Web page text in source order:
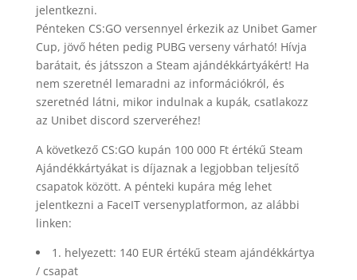
jelentkezni.
Pénteken CS:GO versennyel érkezik az Unibet Gamer
Cup, jövő héten pedig PUBG verseny várható! Hívja
barátait, és játsszon a Steam ajándékkártyákért! Ha
nem szeretnél lemaradni az információkról, és
szeretnéd látni, mikor indulnak a kupák, csatlakozz
az Unibet discord szerveréhez!
A következő CS:GO kupán 100 000 Ft értékű Steam
Ajándékkártyákat is díjaznak a legjobban teljesítő
csapatok között. A pénteki kupára még lehet
jelentkezni a FaceIT versenyplatformon, az alábbi
linken:
1. helyezett: 140 EUR értékű steam ajándékkártya
/ csapat